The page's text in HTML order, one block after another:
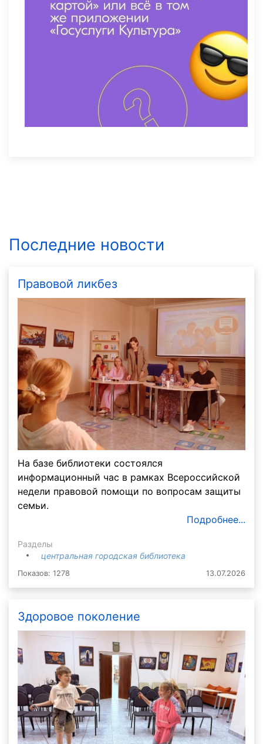
Последние новости
Правовой ликбез
На базе библиотеки состоялся
информационный час в рамках Всероссийской
недели правовой помощи по вопросам защиты
семьи.
Подробнее...
Разделы
центральная городская библиотека
Показов: 1278 13.07.2026
Здоровое поколение